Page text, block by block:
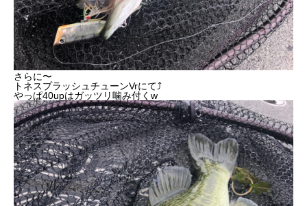
さらに〜
トネスプラッシュチューンVrにて⤴︎
やっぱ40upはガッツリ噛み付くw